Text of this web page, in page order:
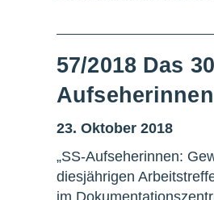
57/2018 Das
23. Oktober 2018
„SS-Aufseherinnen:
diesjährigen
im